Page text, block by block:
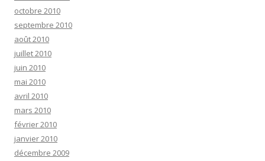
octobre 2010
septembre 2010
août 2010
juillet 2010
juin 2010
mai 2010
avril 2010
mars 2010
février 2010
janvier 2010
décembre 2009